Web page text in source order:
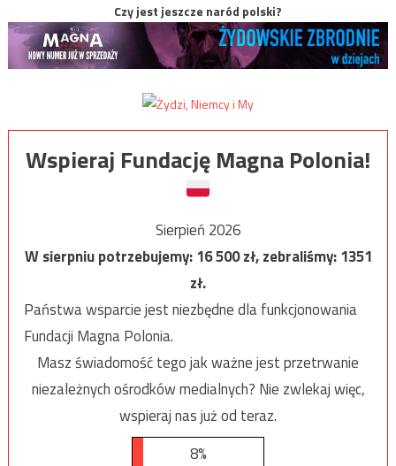
Czy jest jeszcze naród polski?
Wspieraj Fundację Magna Polonia!
Sierpień 2026
W sierpniu potrzebujemy:16 500zł, zebraliśmy:1351
zł.
Państwa wsparcie jest niezbędne dla funkcjonowania
Fundacji Magna Polonia.
Masz świadomość tego jak ważne jest przetrwanie
niezależnych ośrodków medialnych? Nie zwlekaj więc,
wspieraj nas już od teraz.
8%